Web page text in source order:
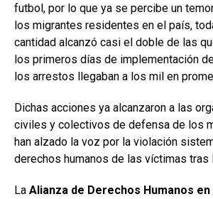
futbol, por lo que ya se percibe un
los migrantes residentes en el país,
cantidad alcanzó casi el doble de las
los primeros días de implementación
los arrestos llegaban a los mil en
Dichas acciones ya alcanzaron a las
civiles y colectivos de defensa de los
han alzado la voz por la violación
derechos humanos de las víctimas tras
La Alianza de Derechos Humanos